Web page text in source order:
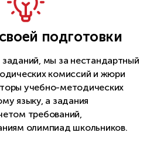
подготовки
мы за нестандартный
комиссий и жюри
учебно-методических
языку, а задания
требований,
олимпиад школьников.